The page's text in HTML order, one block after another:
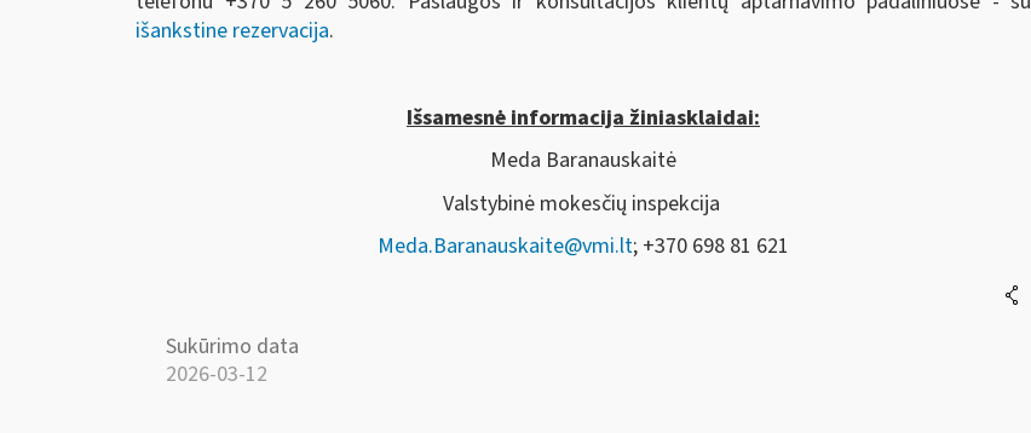
išankstine rezervacija.
Išsamesnė informacija žiniasklaidai:
Meda Baranauskaitė
Valstybinė mokesčių inspekcija
Meda.Baranauskaite@vmi.lt; +370 698 81 621
Sukūrimo data
2026-03-12